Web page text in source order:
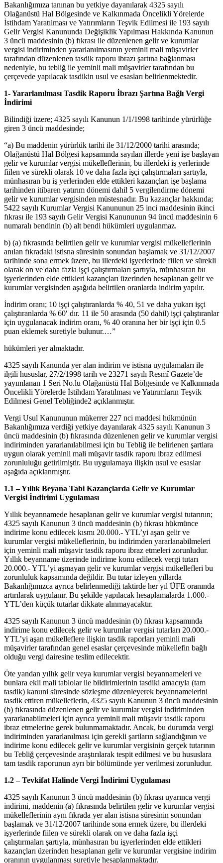
Bakanlığımıza tanınan bu yetkiye dayanılarak 4325 sayılı
Olağanüstü Hal Bölgesinde ve Kalkınmada Öncelikli Yörelerde
İstihdam Yaratılması ve Yatırımların Teşvik Edilmesi ile 193 sayılı
Gelir Vergisi Kanununda Değişiklik Yapılması Hakkında Kanunun
3 üncü maddesinin (b) fıkrası ile düzenlenen gelir ve kurumlar
vergisi indiriminden yararlanılmasının yeminli mali müşavirler
tarafından düzenlenen tasdik raporu ibrazı şartına bağlanması
nedeniyle, bu tebliğ ile yeminli mali müşavirler tarafından bu
çerçevede yapılacak tasdikin usul ve esasları belirlenmektedir.
1- Yararlanılması Tasdik Raporu İbrazı Şartına Bağlı Vergi
İndirimi
Bilindiği üzere; 4325 sayılı Kanunun 1/1/1998 tarihinde yürürlüğe
giren 3 üncü maddesinde;
“a) Bu maddenin yürürlük tarihi ile 31/12/2000 tarihi arasında;
Olağanüstü Hal Bölgesi kapsamında sayılan illerde yeni işe başlayan
gelir ve kurumlar vergisi mükelleflerinin, bu illerdeki iş yerlerinde
fiilen ve sürekli olarak 10 ve daha fazla işçi çalıştırmaları şartıyla,
münhasıran bu iş yerlerinden elde ettikleri kazançları işe başlama
tarihinden itibaren yatırım dönemi dahil 5 vergilendirme dönemi
gelir ve kurumlar vergisinden müstesnadır. Bu kazançlar hakkında;
5422 sayılı Kurumlar Vergisi Kanununun 25 inci maddesinin ikinci
fıkrası ile 193 sayılı Gelir Vergisi Kanununun 94 üncü maddesinin 6
numaralı bendinin (b) alt bendi hükümleri uygulanmaz.
b) (a) fıkrasında belirtilen gelir ve kurumlar vergisi mükelleflerinin
anılan fıkradaki istisna süresinin sonundan başlamak ve 31/12/2007
tarihinde sona ermek üzere, bu illerdeki işyerlerinde fiilen ve sürekli
olarak on ve daha fazla işçi çalıştırmaları şartıyla, münhasıran bu
işyerlerinden elde ettikleri kazançları üzerinden hesaplanan gelir ve
kurumlar vergisinden aşağıda belirtilen oranlarda indirim yapılır.
İndirim oranı; 10 işçi çalıştıranlarda % 40, 51 ve daha yukarı işçi
çalıştıranlarda % 60′ dır. 11 ile 50 arasında (50 dahil) işçi çalıştıranlar
için uygulanacak indirim oranı, % 40 oranına her bir işçi için 0.5
puan eklemek suretiyle bulunur.…”
hükümleri yer almaktadır.
4325 sayılı Kanunda yer alan indirim ve istisna uygulamaları ile
ilgili hususlar, 27/2/1998 tarih ve 23271 sayılı Resmî Gazete’de
yayımlanan 1 Seri No.lu Olağanüstü Hal Bölgesinde ve Kalkınmada
Öncelikli Yörelerde İstihdam Yaratılması ve Yatırımların Teşvik
Edilmesi Genel Tebliğinde2 açıklanmıştır.
Vergi Usul Kanununun mükerrer 227 nci maddesi hükmünün
Bakanlığımıza verdiği yetkiye dayanılarak 4325 sayılı Kanunun 3
üncü maddesinin (b) fıkrasında düzenlenen gelir ve kurumlar vergisi
indiriminden yararlanılabilmesi için bu Tebliğ ile belirlenen şartlara
uygun olarak yeminli mali müşavir tasdik raporu ibraz edilmesi
zorunluluğu getirilmiştir. Bu uygulamaya ilişkin usul ve esaslar
aşağıda açıklanmıştır.
1.1 – Yıllık Beyana Tabi Kazançlarda Gelir ve Kurumlar
Vergisi İndirimi Uygulaması
Yıllık beyannamede hesaplanan gelir ve kurumlar vergisi tutarının;
4325 sayılı Kanunun 3 üncü maddesinin (b) fıkrası hükmünce
indirime konu edilecek kısmı 20.000.- YTL’yi aşan gelir ve
kurumlar vergisi mükelleflerinin, bu indirimden yararlanabilmeleri
için yeminli mali müşavir tasdik raporu ibraz etmeleri zorunludur.
Yıllık beyanname üzerinde indirime konu edilecek vergi tutarı
20.000.- YTL’yi aşmayan gelir ve kurumlar vergisi mükellefleri bu
zorunluluk kapsamında değildir. Bu tutar izleyen yıllarda
Bakanlığımızca ayrıca belirlenmediği taktirde her yıl ÜFE oranında
artırılarak uygulanır. Bu şekilde yapılacak hesaplamalarda 1.000.-
YTL’den küçük tutarlar dikkate alınmayacaktır.
4325 sayılı Kanunun 3 üncü maddesinin (b) fıkrası kapsamında
indirime konu edilecek gelir ve kurumlar vergisi tutarları 20.000.-
YTL’yi aşan mükelleflere ilişkin tasdik raporları yeminli mali
müşavirler tarafından genel esaslar çerçevesinde mükellefin bağlı
olduğu vergi dairesine teslim edilecektir.
Öte yandan yıllık gelir veya kurumlar vergisi beyannameleri ve
bunlara ekli mali tablolar ile bildirimlerinin tasdiki amacıyla (tam
tasdik) kanuni süresinde sözleşme düzenleyerek beyannamelerini
tasdik ettiren mükelleflerin, 4325 sayılı Kanunun 3 üncü maddesinin
(b) fıkrasında düzenlenen gelir ve kurumlar vergisi indiriminden
yararlanabilmeleri için ayrıca yeminli mali müşavir tasdik raporu
ibraz etmelerine gerek bulunmamaktadır. Ancak, bu durumda vergi
indiriminden yararlanılması için gerekli şartların sağlandığının ve
indirime konu edilecek gelir ve kurumlar vergisinin gerçek tutarının
bu Tebliğ çerçevesinde araştırılarak tespit edilmesi ve bu hususlara
tam tasdik raporunun ayrı bir bölümünde yer verilmesi zorunludur.
1.2 – Tevkifat Halinde Vergi İndirimi Uygulaması
4325 sayılı Kanunun 3 üncü maddesinin (b) fıkrası uyarınca vergi
indirimi, maddenin (a) fıkrasında belirtilen gelir ve kurumlar vergisi
mükelleflerinin aynı fıkrada yer alan istisna süresinin sonundan
başlamak ve 31/12/2007 tarihinde sona ermek üzere, bu illerdeki
işyerlerinde fiilen ve sürekli olarak on ve daha fazla işçi
çalıştırmaları şartıyla, münhasıran bu işyerlerinden elde ettikleri
kazançları üzerinden hesaplanan gelir ve kurumlar vergisine indirim
oranının uygulanması suretiyle hesaplanmaktadır.